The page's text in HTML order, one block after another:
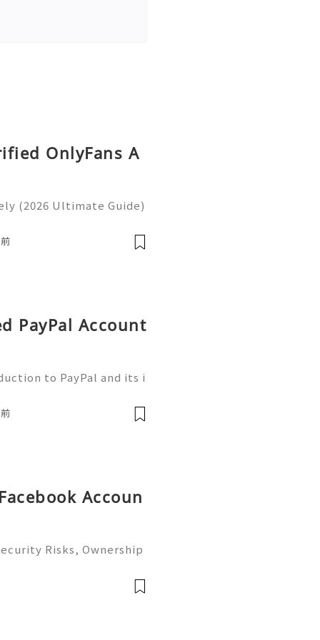
OnlyFans A
(2026 Ultimate Guide)
and participate in
PayPal Account
to PayPal and its i
a trusted ally. This platf
Accoun
Risks, Ownership
⚡️📱💬🚀 Telegram: @